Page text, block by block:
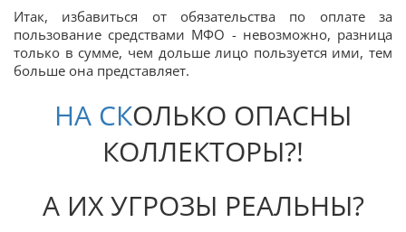
Итак, избавиться от обязательства по оплате за
пользование средствами МФО - невозможно, разница
только в сумме, чем дольше лицо пользуется ими, тем
больше она представляет.
НА СКОЛЬКО ОПАСНЫ
КОЛЛЕКТОРЫ?!
А ИХ УГРОЗЫ РЕАЛЬНЫ?